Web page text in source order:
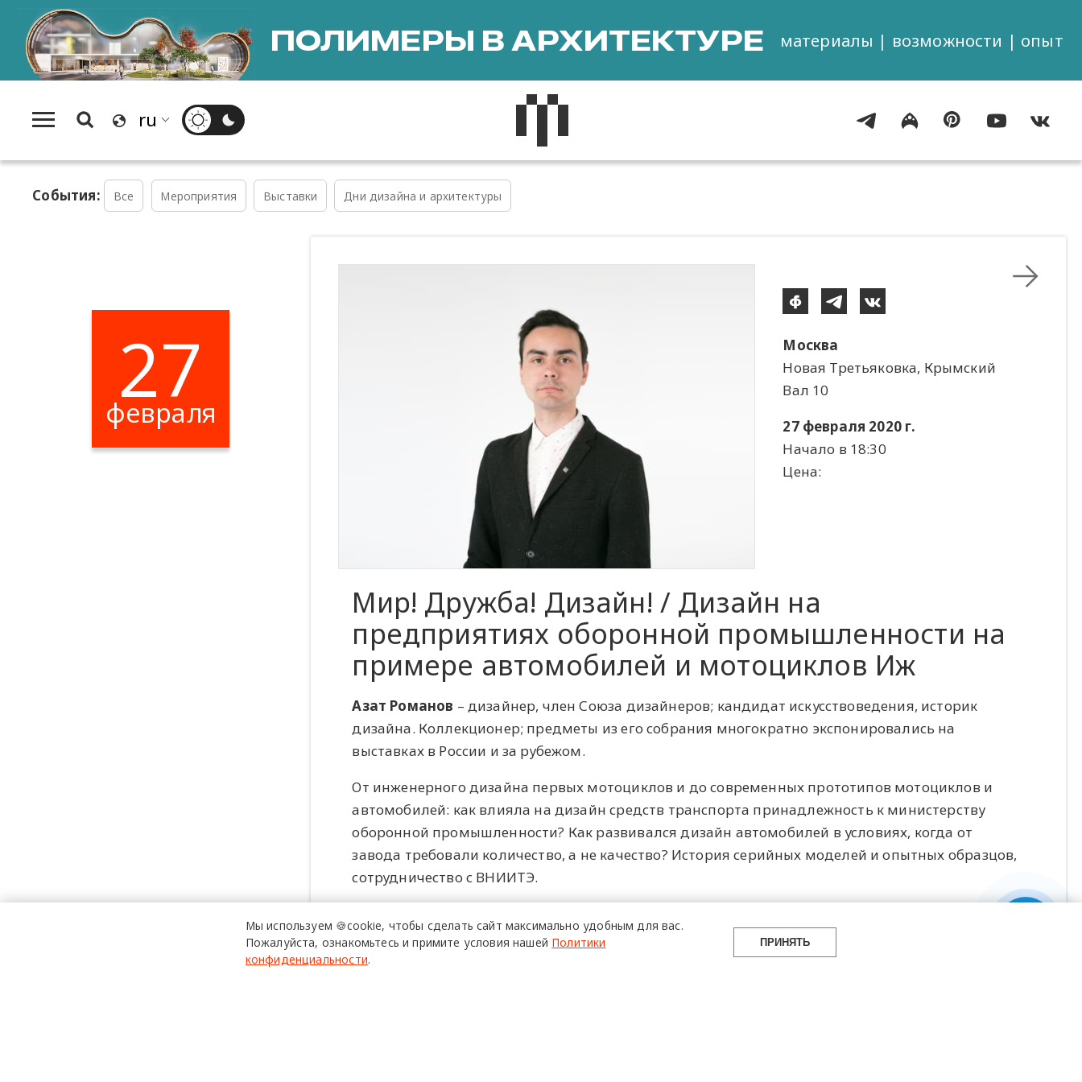
ПОЛИМЕРЫ В АРХИТЕКТУРЕ материалы | возможности | опыт
События: Все Мероприятия Выставки Дни дизайна и архитектуры
27
февраля
Москва
Новая Третьяковка, Крымский
Вал 10
27 февраля 2020 г.
Начало в 18:30
Цена:
Мир! Дружба! Дизайн! / Дизайн на
предприятиях оборонной промышленности на
примере автомобилей и мотоциклов Иж
Азат Романов – дизайнер, член Союза дизайнеров; кандидат искусствоведения, историк
дизайна. Коллекционер; предметы из его собрания многократно экспонировались на
выставках в России и за рубежом.
От инженерного дизайна первых мотоциклов и до современных прототипов мотоциклов и
автомобилей: как влияла на дизайн средств транспорта принадлежность к министерству
оборонной промышленности? Как развивался дизайн автомобилей в условиях, когда от
завода требовали количество, а не качество? История серийных моделей и опытных образцов,
сотрудничество с ВНИИТЭ.
компания Arlight
Мы используем 🍪cookie, чтобы сделать сайт максимально удобным для вас.
Пожалуйста, ознакомьтесь и примите условия нашей Политики
конфиденциальности.
ПРИНЯТЬ